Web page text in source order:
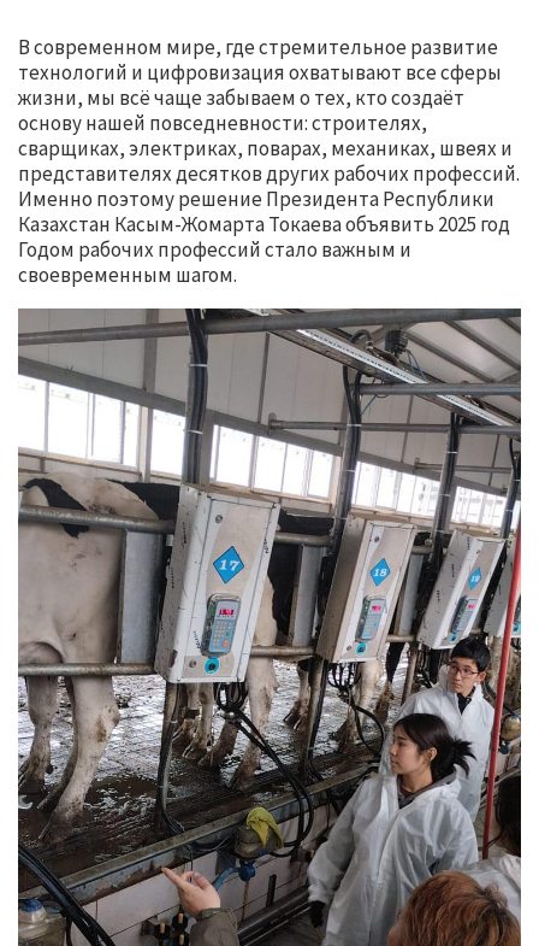
В современном мире, где стремительное развитие
технологий и цифровизация охватывают все сферы
жизни, мы всё чаще забываем о тех, кто создаёт
основу нашей повседневности: строителях,
сварщиках, электриках, поварах, механиках, швеях и
представителях десятков других рабочих профессий.
Именно поэтому решение Президента Республики
Казахстан Касым-Жомарта Токаева объявить 2025 год
Годом рабочих профессий стало важным и
своевременным шагом.